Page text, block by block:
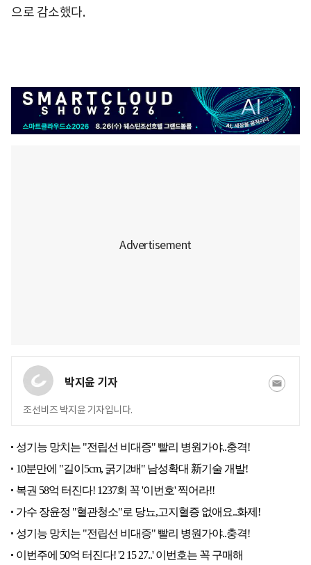
으로 감소했다.
박지윤 기자
조선비즈 박지윤 기자입니다.